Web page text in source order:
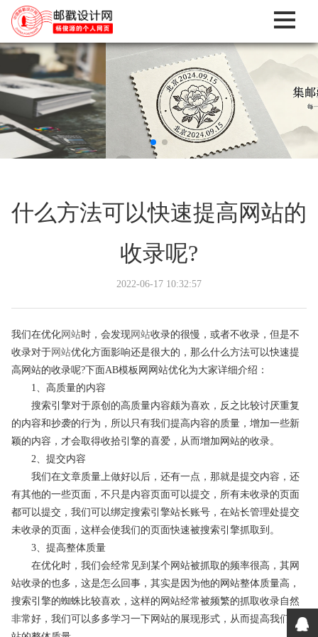
什么方法可以快速提高网站的
收录呢?
2022-06-17 10:32:57
我们在优化网站时，会发现网站收录的很慢，或者不收录，但是不
收录对于网站优化方面影响还是很大的，那么什么方法可以快速提
高网站的收录呢?下面AB模板网网站优化为大家详细介绍：
1、高质量的内容
搜索引擎对于原创的高质量内容颇为喜欢，反之比较讨厌重复
的内容和抄袭的行为，所以只有我们提高内容的质量，增加一些新
颖的内容，才会取得收拾引擎的喜爱，从而增加网站的收录。
2、提交内容
我们在文章质量上做好以后，还有一点，那就是提交内容，还
有其他的一些页面，不只是内容页面可以提交，所有未收录的页面
都可以提交，我们可以绑定搜索引擎站长账号，在站长管理处提交
未收录的页面，这样会使我们的页面快速被搜索引擎抓取到。
3、提高整体质量
在优化时，我们会经常见到某个网站被抓取的频率很高，其网
站收录的也多，这是怎么回事，其实是因为他的网站整体质量高，
搜索引擎的蜘蛛比较喜欢，这样的网站经常被频繁的抓取收录自然
非常好，我们可以多多学习一下网站的展现形式，从而提高我们网